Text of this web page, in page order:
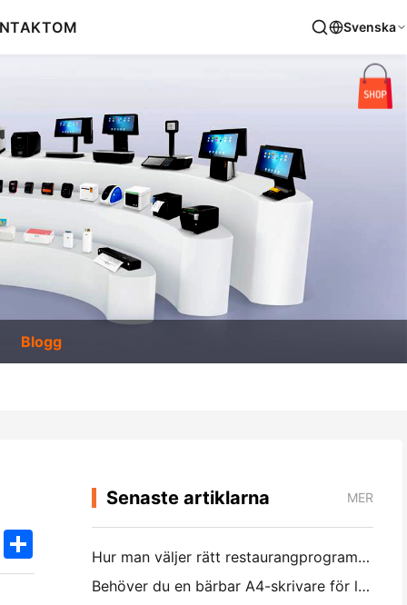
OM Svenska
Blogg
TwitterShare
Senaste artiklarna MER
Hur man väljer rätt restaurangprogramvara för din lilla eller medelstora restaurang
Behöver du en bärbar A4-skrivare för lagerfakturor? Vad faktiskt fungerar